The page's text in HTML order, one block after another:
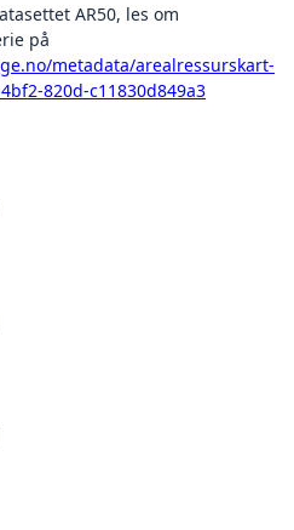
AR50, les om
på
metadata/arealressurskart-
820d-c11830d849a3